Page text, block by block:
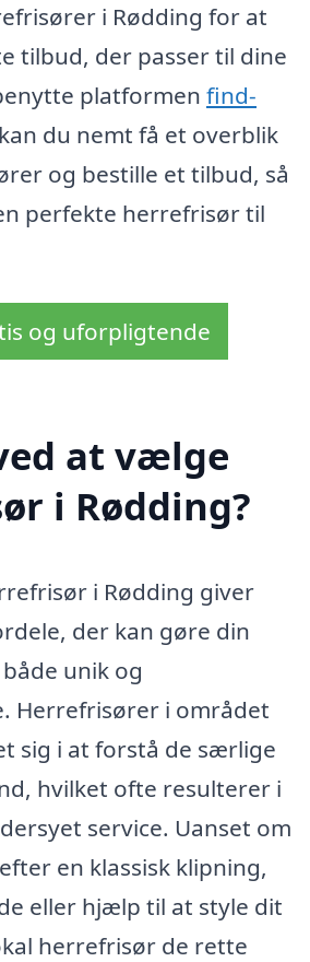
i Rødding for at
tilbud, der passer til dine
platformen find-
du nemt få et overblik
og bestille et tilbud, så
perfekte herrefrisør til
og uforpligtende
at vælge
i Rødding?
i Rødding giver
der kan gøre din
unik og
Herrefrisører i området
sig i at forstå de særlige
hvilket ofte resulterer i
service. Uanset om
en klassisk klipning,
eller hjælp til at style dit
herrefrisør de rette